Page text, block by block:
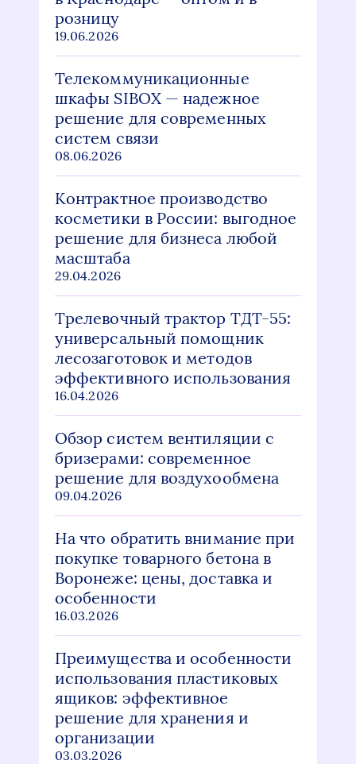
розницу
19.06.2026
Телекоммуникационные
шкафы SIBOX — надежное
решение для современных
систем связи
08.06.2026
Контрактное производство
косметики в России: выгодное
решение для бизнеса любой
масштаба
29.04.2026
Трелевочный трактор ТДТ-55:
универсальный помощник
лесозаготовок и методов
эффективного использования
16.04.2026
Обзор систем вентиляции с
бризерами: современное
решение для воздухообмена
09.04.2026
На что обратить внимание при
покупке товарного бетона в
Воронеже: цены, доставка и
особенности
16.03.2026
Преимущества и особенности
использования пластиковых
ящиков: эффективное
решение для хранения и
организации
03.03.2026